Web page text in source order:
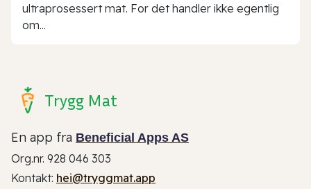
ultraprosessert mat. For det handler ikke egentlig
om...
Trygg Mat
En app fra Beneficial Apps AS
Org.nr. 928 046 303
Kontakt: hei@tryggmat.app